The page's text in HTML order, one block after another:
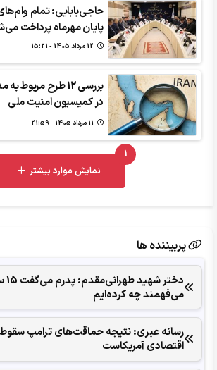
حاجی‌بابایی: تمام
پایان مهرماه پرداخت
بررسی 12 طرح
در کمیسیون امنیت ملی
1
UNREAD MESSAGES
نمایش موارد بیشتر
پربیننده ها
می‌فهمند چه کرده‌ایم
رسانه عبری: نتیجه حماقت‌های ترامپ
اقتصادی آمریکاست